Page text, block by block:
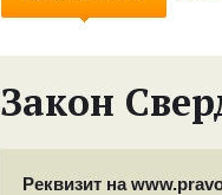
Закон
Реквизит на